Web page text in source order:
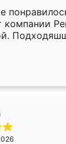
эскизу